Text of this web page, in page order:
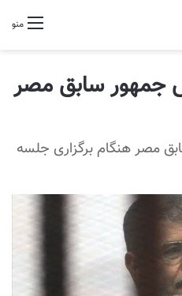
منو
جمهور سابق مصر
مصر هنگام برگزاری جلسه